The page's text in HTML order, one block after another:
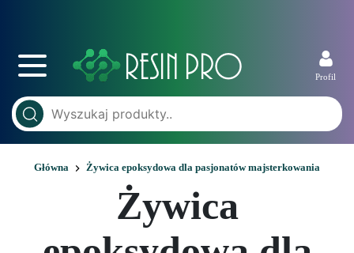
Profil
Główna Żywica epoksydowa dla pasjonatów majsterkowania
Żywica